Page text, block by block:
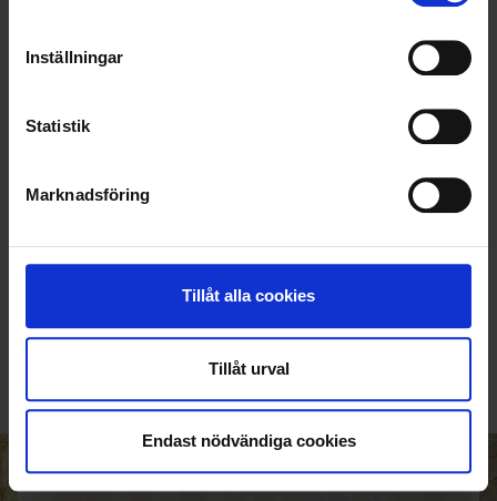
Inställningar
Statistik
Marknadsföring
Tillåt alla cookies
Tillåt urval
Endast nödvändiga cookies
info@ohlssons.se
HELT ENKELT HÅLLBART